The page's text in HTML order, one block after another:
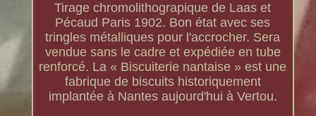
Tirage chromolithograpique de Laas et
Pécaud Paris 1902. Bon état avec ses
tringles métalliques pour l'accrocher. Sera
vendue sans le cadre et expédiée en tube
renforcé. La « Biscuiterie nantaise » est une
fabrique de biscuits historiquement
implantée à Nantes aujourd'hui à Vertou.